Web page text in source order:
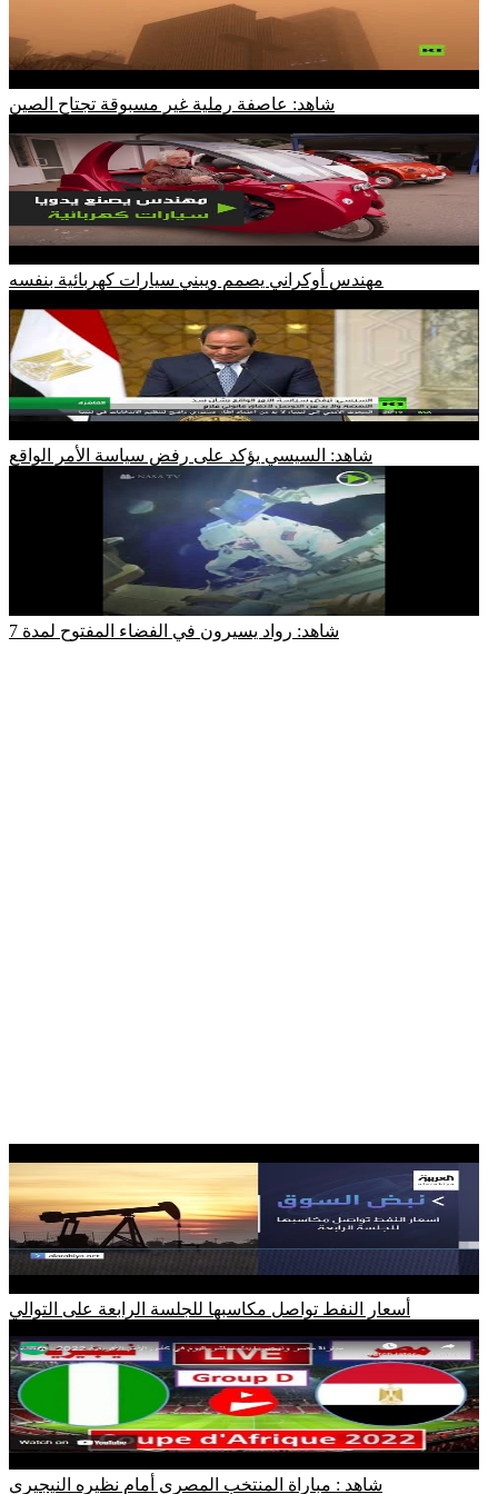
شاهد: عاصفة رملية غير مسبوقة تجتاح الصين
مهندس أوكراني يصمم ويبني سيارات كهربائية بنفسه
شاهد: السيسي يؤكد على رفض سياسة الأمر الواقع
شاهد: رواد يسيرون في الفضاء المفتوح لمدة 7
أسعار النفط تواصل مكاسبها للجلسة الرابعة على التوالي
شاهد : مباراة المنتخب المصري أمام نظيره النيجيري